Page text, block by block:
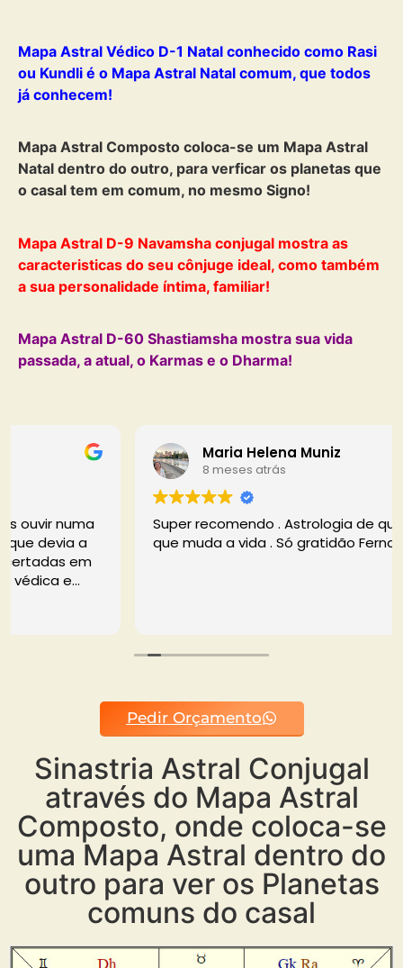
Mapa Astral Védico D-1 Natal conhecido como Rasi
ou Kundli é o Mapa Astral Natal comum, que todos
já conhecem!
Mapa Astral Composto coloca-se um Mapa Astral
Natal dentro do outro, para verficar os planetas que
o casal tem em comum, no mesmo Signo!
Mapa Astral D-9 Navamsha conjugal mostra as
caracteristicas do seu cônjuge ideal, como também
a sua personalidade íntima, familiar!
Mapa Astral D-60 Shastiamsha mostra sua vida
passada, a atual, o Karmas e o Dharma!
Maria Helena Muniz
8 meses atrás
Super recomendo . Astrologia de qualidade é
que muda a vida . Só gratidão Fernando
Pedir Orçamento
Sinastria Astral Conjugal
através do Mapa Astral
Composto, onde coloca-se
uma Mapa Astral dentro do
outro para ver os Planetas
comuns do casal